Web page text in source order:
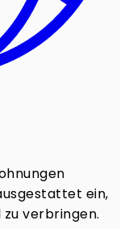
ein,
verbringen.